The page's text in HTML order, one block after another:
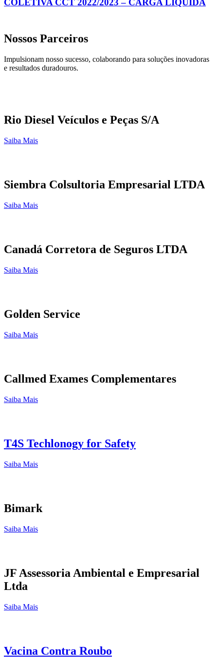
COLETIVA CCT 2022/2023 – CARGA LÍQUIDA
Nossos Parceiros
Impulsionam nosso sucesso, colaborando para soluções inovadoras
e resultados duradouros.
Rio Diesel Veículos e Peças S/A
Saiba Mais
Siembra Colsultoria Empresarial LTDA
Saiba Mais
Canadá Corretora de Seguros LTDA
Saiba Mais
Golden Service
Saiba Mais
Callmed Exames Complementares
Saiba Mais
T4S Techlonogy for Safety
Saiba Mais
Bimark
Saiba Mais
JF Assessoria Ambiental e Empresarial
Ltda
Saiba Mais
Vacina Contra Roubo